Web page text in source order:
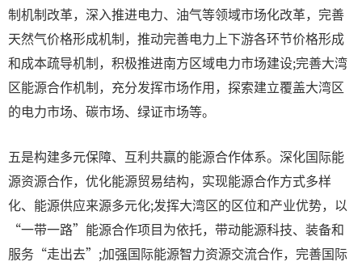
制机制改革，深入推进电力、油气等领域市场化改革，完善
天然气价格形成机制，推动完善电力上下游各环节价格形成
和成本疏导机制，积极推进南方区域电力市场建设;完善大湾
区能源合作机制，充分发挥市场作用，探索建立覆盖大湾区
的电力市场、碳市场、绿证市场等。
五是构建多元保障、互利共赢的能源合作体系。深化国际能
源资源合作，优化能源贸易结构，实现能源合作方式多样
化、能源供应来源多元化;发挥大湾区的区位和产业优势，以
“一带一路”能源合作项目为依托，带动能源科技、装备和
服务“走出去”;加强国际能源智力资源交流合作，完善国际